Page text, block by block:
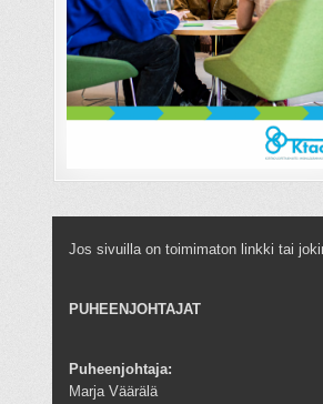
Jos sivuilla on toimimaton linkki tai
PUHEENJOHTAJAT
Puheenjohtaja:
Marja Väärälä